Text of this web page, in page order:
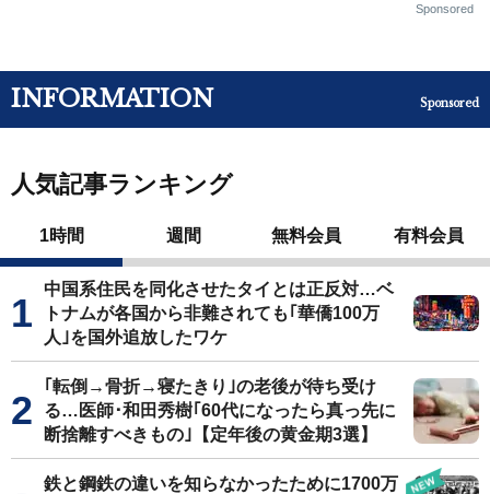
Sponsored
INFORMATION Sponsored
人気記事ランキング
1時間 週間 無料会員 有料会員
中国系住民を同化させたタイとは正反対…ベ
トナムが各国から非難されても｢華僑100万
人｣を国外追放したワケ
｢転倒→骨折→寝たきり｣の老後が待ち受け
る…医師･和田秀樹｢60代になったら真っ先に
断捨離すべきもの｣【定年後の黄金期3選】
鉄と鋼鉄の違いを知らなかったために1700万